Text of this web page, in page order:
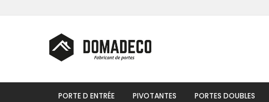
to
PORTE D ENTRÉE PIVOTANTES PORTES DOUBLES